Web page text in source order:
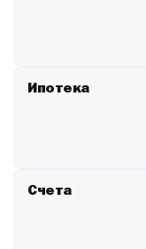
Ипотека
Счета